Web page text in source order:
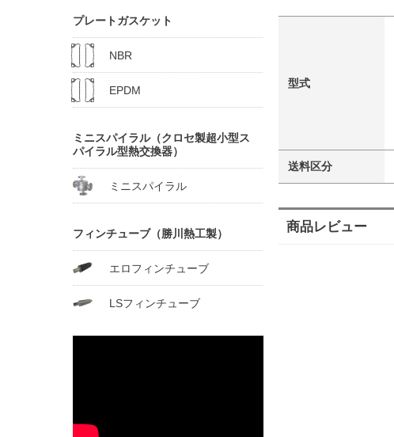
型式
送料区分
商品レビュー
プレートガスケット
NBR
EPDM
ミニスパイラル（クロセ製超小型ス
パイラル型熱交換器）
ミニスパイラル
フィンチューブ（勝川熱工製）
エロフィンチューブ
LSフィンチューブ